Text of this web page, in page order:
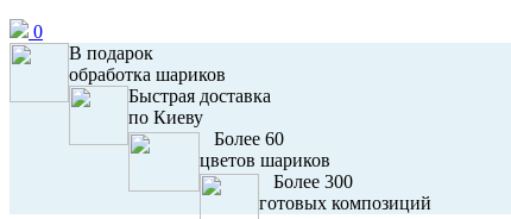
0
В подарок
обработка шариков
Быстрая доставка
по Киеву
Более 60
цветов шариков
Более 300
готовых композиций